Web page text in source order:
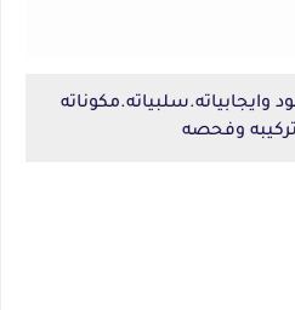
وايجابياته.سلبياته.مكوناته
وفحصه